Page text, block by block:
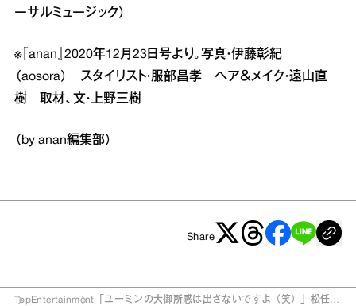
ーサルミュージック）
※『anan』2020年12月23日号より。写真・伊藤彰紀
（aosora） スタイリスト・服部昌孝 ヘア＆メイク・遠山直
樹 取材、文・上野三樹
（by anan編集部）
Share
TopEntertainment 「ユーミンの大御所感は出さないですよ（笑）」松任谷